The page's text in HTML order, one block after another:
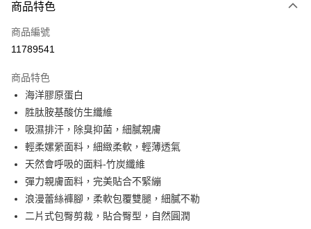
信用卡一次付款
超商取貨付款
Apple Pay
街口支付
悠遊付
全盈+PAY
大哥付你分期
相關說明
商品特色
商品編號
11789541
商品特色
海洋膠原蛋白
胜肽胺基酸仿生纖維
吸濕排汗，除臭抑菌，細膩親膚
輕柔嫘縈面料，細緻柔軟，輕薄透氣
天然會呼吸的面料-竹炭纖維
彈力親膚面料，完美貼合不緊繃
浪漫蕾絲褲腳，柔軟包覆雙腿，細膩不勒
二片式包臀剪裁，貼合臀型，自然圓潤